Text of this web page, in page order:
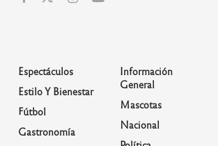
Espectáculos
Estilo Y Bienestar
Fútbol
Gastronomía
Información
General
Mascotas
Nacional